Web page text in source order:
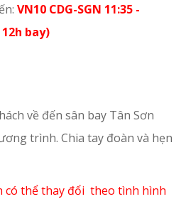
VN10 CDG-SGN 11:35 -
bay)
về đến sân bay Tân Sơn
trình. Chia tay đoàn và hẹn
thể thay đổi theo tình hình